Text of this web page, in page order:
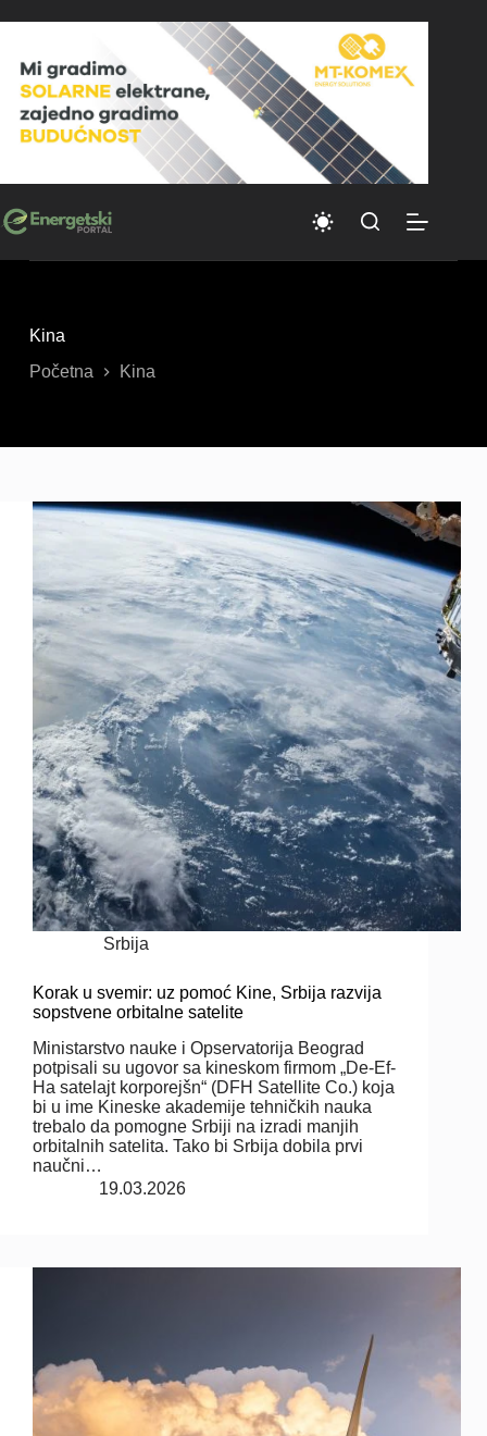
to
Kina
Početna
Kina
Srbija
Korak u svemir: uz pomoć Kine, Srbija razvija
sopstvene orbitalne satelite
Ministarstvo nauke i Opservatorija Beograd
potpisali su ugovor sa kineskom firmom „De-Ef-
Ha satelajt korporejšn“ (DFH Satellite Co.) koja
bi u ime Kineske akademije tehničkih nauka
trebalo da pomogne Srbiji na izradi manjih
orbitalnih satelita. Tako bi Srbija dobila prvi
naučni…
19.03.2026